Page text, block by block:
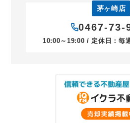
茅ヶ崎店
0467-73-
10:00～19:00 / 定休日：毎